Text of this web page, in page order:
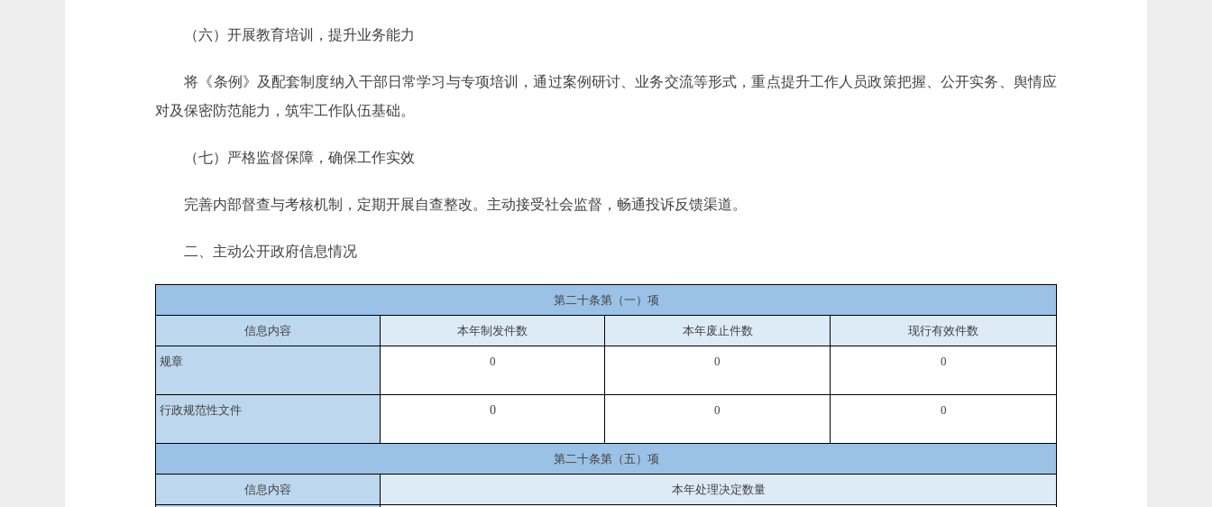
（六）开展教育培训，提升业务能力
将《条例》及配套制度纳入干部日常学习与专项培训，通过案例研讨、业务交流等形式，重点提升工作人员政策把握、公开实务、舆情应
对及保密防范能力，筑牢工作队伍基础。
（七）严格监督保障，确保工作实效
完善内部督查与考核机制，定期开展自查整改。主动接受社会监督，畅通投诉反馈渠道。
二、主动公开政府信息情况
第二十条第（一）项
信息内容 本年制发件数 本年废止件数 现行有效件数
规章 0 0 0
行政规范性文件 0 0 0
第二十条第（五）项
信息内容 本年处理决定数量